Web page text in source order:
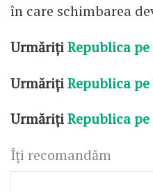
în care schimbarea
UrmărițiRepublica pe
UrmărițiRepublica
UrmărițiRepublica
Îți recomandăm